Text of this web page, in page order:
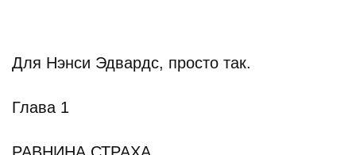
Для Нэнси Эдвардс, просто так.
Глава 1